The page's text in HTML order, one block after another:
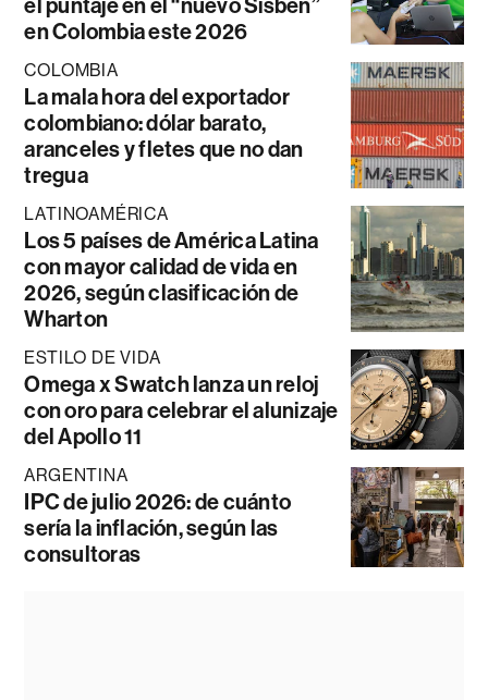
el puntaje en el “nuevo Sisbén”
en Colombia este 2026
COLOMBIA
La mala hora del exportador
colombiano: dólar barato,
aranceles y fletes que no dan
tregua
LATINOAMÉRICA
Los 5 países de América Latina
con mayor calidad de vida en
2026, según clasificación de
Wharton
ESTILO DE VIDA
Omega x Swatch lanza un reloj
con oro para celebrar el alunizaje
del Apollo 11
ARGENTINA
IPC de julio 2026: de cuánto
sería la inflación, según las
consultoras